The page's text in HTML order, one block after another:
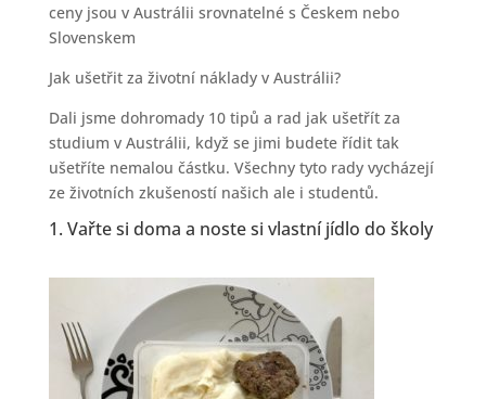
ceny jsou v Austrálii srovnatelné s Českem nebo
Slovenskem
Jak ušetřit za životní náklady v Austrálii?
Dali jsme dohromady 10 tipů a rad jak ušetřít za
studium v Austrálii, když se jimi budete řídit tak
ušetříte nemalou částku. Všechny tyto rady vycházejí
ze životních zkušeností našich ale i studentů.
1. Vařte si doma a noste si vlastní jídlo do školy